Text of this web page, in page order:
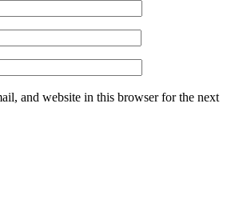
and website in this browser for the next